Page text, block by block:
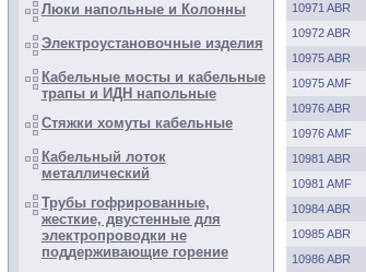
Люки напольные и Колонны
Электроустановочные изделия
Кабельные мосты и кабельные
трапы и ИДН напольные
Стяжки хомуты кабельные
Кабельный лоток
металлический
Трубы гофрированные,
жесткие, двустенные для
электропроводки не
поддерживающие горение
10971 ABR
10972 ABR
10975 ABR
10975 AMF
10976 ABR
10976 AMF
10981 ABR
10981 AMF
10984 ABR
10985 ABR
10986 ABR